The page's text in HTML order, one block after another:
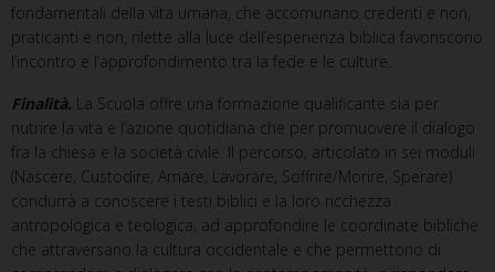
fondamentali della vita umana, che accomunano credenti e non,
praticanti e non, rilette alla luce dell’esperienza biblica favoriscono
l’incontro e l’approfondimento tra la fede e le culture.
Finalità. La Scuola offre una formazione qualificante sia per
nutrire la vita e l’azione quotidiana che per promuovere il dialogo
fra la chiesa e la società civile. Il percorso, articolato in sei moduli
(Nascere, Custodire, Amare, Lavorare, Soffrire/Morire, Sperare)
condurrà a conoscere i testi biblici e la loro ricchezza
antropologica e teologica, ad approfondire le coordinate bibliche
che attraversano la cultura occidentale e che permettono di